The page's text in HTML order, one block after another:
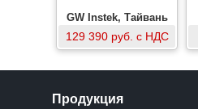
GW Instek, Тайвань
129 390 руб. с НДС
Продукция